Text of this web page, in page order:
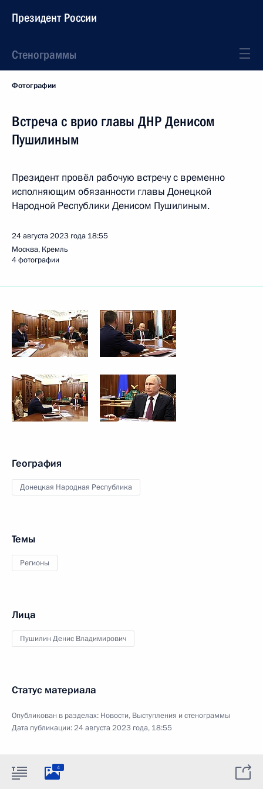
Президент России
Стенограммы
Фотографии
Встреча с врио главы ДНР Денисом
Пушилиным
Президент провёл рабочую встречу с временно
исполняющим обязанности главы Донецкой
Народной Республики Денисом Пушилиным.
24 августа 2023 года 18:55
Москва, Кремль
4 фотографии
География
Донецкая Народная Республика
Темы
Регионы
Лица
Пушилин Денис Владимирович
Статус материала
Опубликован в разделах: Новости, Выступления и стенограммы
Дата публикации:24 августа 2023 года, 18:55
4